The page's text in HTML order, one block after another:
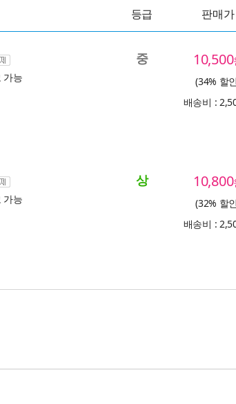
등급 판매가
가능
중 10,500
(34% 할
배송비 :
가능
상 10,800
(32% 할
배송비 :